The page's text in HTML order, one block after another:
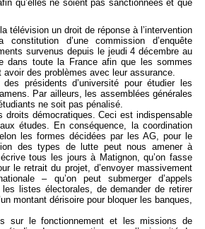
qu’elles ne soient pas sanctionnées et que
télévision un droit de réponse à l’intervention
d’une commission d’enquête
survenus depuis le jeudi 4 décembre au
dans toute la France afin que les sommes
des problèmes avec leur assurance.
présidents d’université pour étudier les
Par ailleurs, les assemblées générales
ne soit pas pénalisé.
démocratiques. Ceci est indispensable
études. En conséquence, la coordination
les formes décidées par les AG, pour le
des types de lutte peut nous amener à
tous les jours à Matignon, qu’on fasse
le retrait du projet, d’envoyer massivement
– qu’on peut submerger d’appels
listes électorales, de demander de retirer
montant dérisoire pour bloquer les banques,
sur le fonctionnement et les missions de